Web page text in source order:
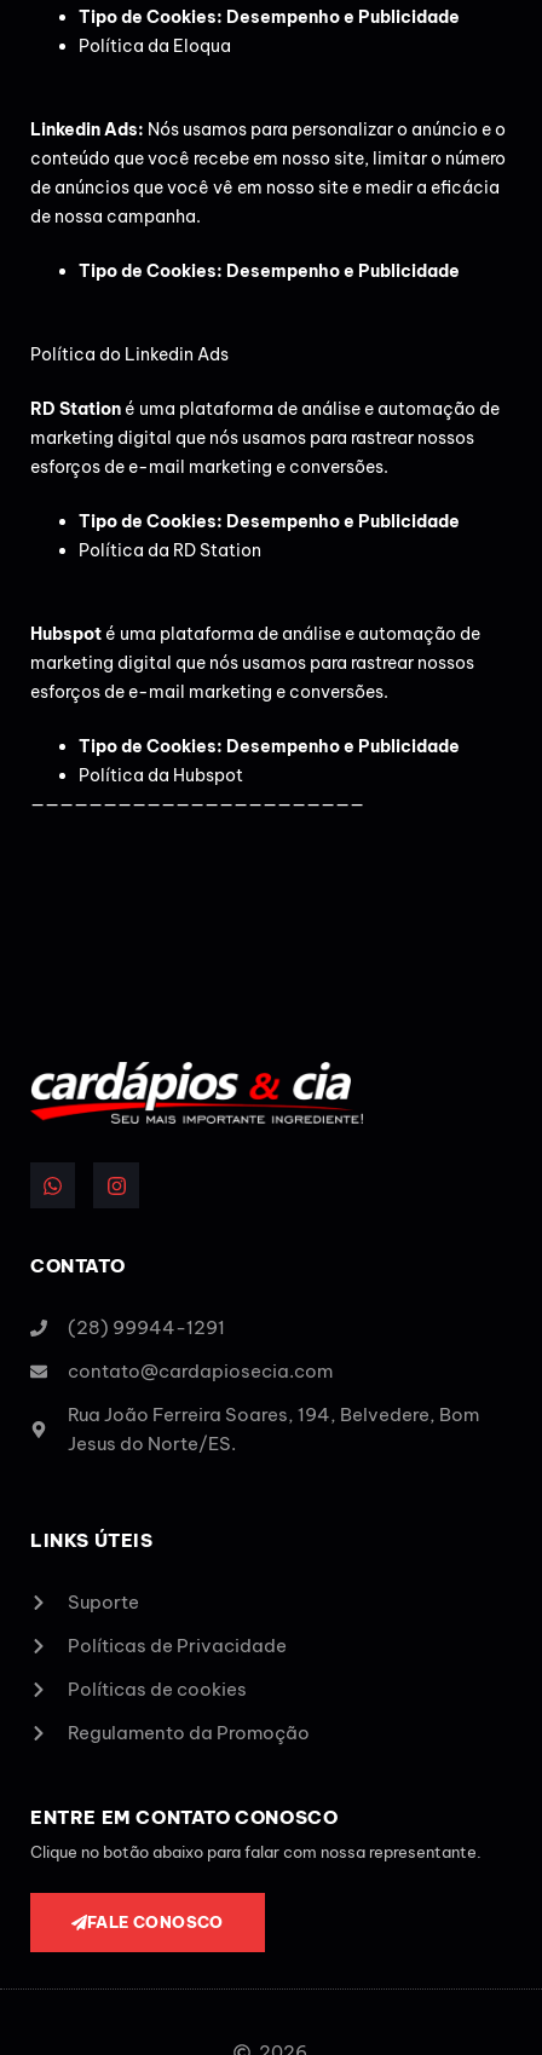
Tipo de Cookies: Desempenho e Publicidade
Política da Eloqua
Linkedin Ads: Nós usamos para personalizar o anúncio e o
conteúdo que você recebe em nosso site, limitar o número
de anúncios que você vê em nosso site e medir a eficácia
de nossa campanha.
Tipo de Cookies: Desempenho e Publicidade
Política do Linkedin Ads
RD Station é uma plataforma de análise e automação de
marketing digital que nós usamos para rastrear nossos
esforços de e-mail marketing e conversões.
Tipo de Cookies: Desempenho e Publicidade
Política da RD Station
Hubspot é uma plataforma de análise e automação de
marketing digital que nós usamos para rastrear nossos
esforços de e-mail marketing e conversões.
Tipo de Cookies: Desempenho e Publicidade
Política da Hubspot
———————————————————————
CONTATO
(28) 99944-1291
contato@cardapiosecia.com
Rua João Ferreira Soares, 194, Belvedere, Bom
Jesus do Norte/ES.
LINKS ÚTEIS
Suporte
Políticas de Privacidade
Políticas de cookies
Regulamento da Promoção
ENTRE EM CONTATO CONOSCO
Clique no botão abaixo para falar com nossa representante.
FALE CONOSCO